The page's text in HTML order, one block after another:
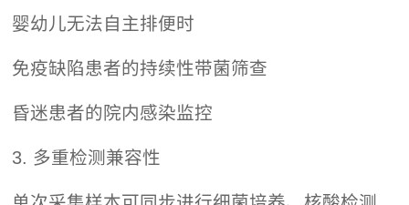
婴幼儿无法自主排便时
免疫缺陷患者的持续性带菌筛查
昏迷患者的院内感染监控
3. 多重检测兼容性